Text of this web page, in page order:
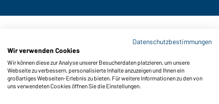
Gustav Daiber GmbH
Vor dem Weißen Stein 25-31
D-72461 Albstadt
Datenschutzbestimmungen
Wir verwenden Cookies
Wir können diese zur Analyse unserer Besucherdaten platzieren, um unsere
Webseite zu verbessern, personalisierte Inhalte anzuzeigen und Ihnen ein
großartiges Webseiten-Erlebnis zu bieten. Für weitere Informationen zu den von
uns verwendeten Cookies öffnen Sie die Einstellungen.